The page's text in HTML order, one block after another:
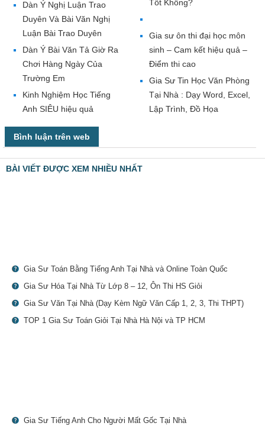
Dàn Ý Nghị Luận Trao
Duyên Và Bài Văn Nghị
Luận Bài Trao Duyên
Dàn Ý Bài Văn Tả Giờ Ra
Chơi Hàng Ngày Của
Trường Em
Kinh Nghiệm Học Tiếng
Anh SIÊU hiệu quả
Tốt Không?
Gia sư ôn thi đại học môn
sinh – Cam kết hiệu quả –
Điểm thi cao
Gia Sư Tin Học Văn Phòng
Tại Nhà : Dạy Word, Excel,
Lập Trình, Đồ Họa
Bình luận trên web
BÀI VIẾT ĐƯỢC XEM NHIỀU NHẤT
Gia Sư Toán Bằng Tiếng Anh Tại Nhà và Online Toàn Quốc
Gia Sư Hóa Tại Nhà Từ Lớp 8 – 12, Ôn Thi HS Giỏi
Gia Sư Văn Tại Nhà (Dạy Kèm Ngữ Văn Cấp 1, 2, 3, Thi THPT)
TOP 1 Gia Sư Toán Giỏi Tại Nhà Hà Nội và TP HCM
Gia Sư Tiếng Anh Cho Người Mất Gốc Tại Nhà